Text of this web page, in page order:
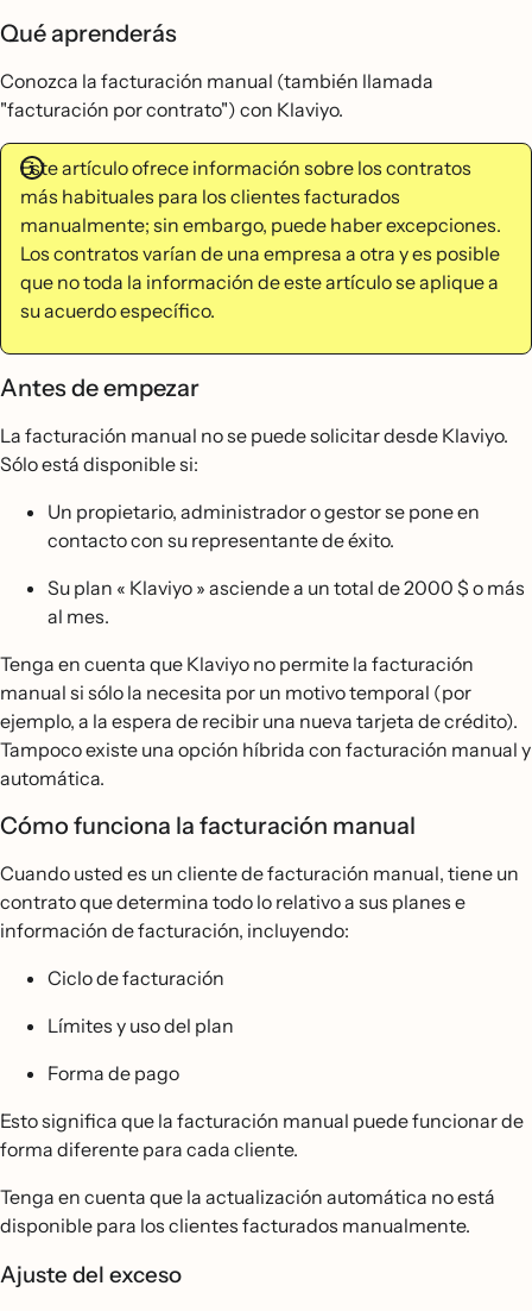
Qué aprenderás
Conozca la facturación manual (también llamada
"facturación por contrato") con Klaviyo.
Este artículo ofrece información sobre los contratos
más habituales para los clientes facturados
manualmente; sin embargo, puede haber excepciones.
Los contratos varían de una empresa a otra y es posible
que no toda la información de este artículo se aplique a
su acuerdo específico.
Antes de empezar
La facturación manual no se puede solicitar desde Klaviyo.
Sólo está disponible si:
Un propietario, administrador o gestor se pone en
contacto con su representante de éxito.
Su plan « Klaviyo » asciende a un total de 2000 $ o más
al mes.
Tenga en cuenta que Klaviyo no permite la facturación
manual si sólo la necesita por un motivo temporal (por
ejemplo, a la espera de recibir una nueva tarjeta de crédito).
Tampoco existe una opción híbrida con facturación manual y
automática.
Cómo funciona la facturación manual
Cuando usted es un cliente de facturación manual, tiene un
contrato que determina todo lo relativo a sus planes e
información de facturación, incluyendo:
Ciclo de facturación
Límites y uso del plan
Forma de pago
Esto significa que la facturación manual puede funcionar de
forma diferente para cada cliente.
Tenga en cuenta que la actualización automática no está
disponible para los clientes facturados manualmente.
Ajuste del exceso